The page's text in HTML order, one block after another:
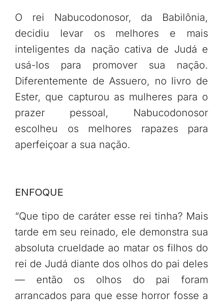
O rei Nabucodonosor, da Babilônia,
decidiu levar os melhores e mais
inteligentes da nação cativa de Judá e
usá-los para promover sua nação.
Diferentemente de Assuero, no livro de
Ester, que capturou as mulheres para o
prazer pessoal, Nabucodonosor
escolheu os melhores rapazes para
aperfeiçoar a sua nação.
ENFOQUE
“Que tipo de caráter esse rei tinha? Mais
tarde em seu reinado, ele demonstra sua
absoluta crueldade ao matar os filhos do
rei de Judá diante dos olhos do pai deles
— então os olhos do pai foram
arrancados para que esse horror fosse a